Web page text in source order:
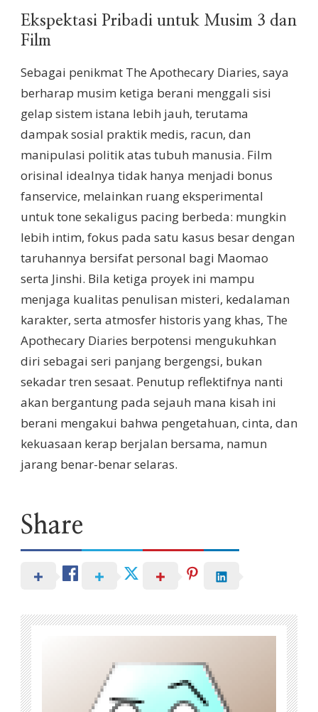
Ekspektasi Pribadi untuk Musim 3 dan
Film
Sebagai penikmat The Apothecary Diaries, saya
berharap musim ketiga berani menggali sisi
gelap sistem istana lebih jauh, terutama
dampak sosial praktik medis, racun, dan
manipulasi politik atas tubuh manusia. Film
orisinal idealnya tidak hanya menjadi bonus
fanservice, melainkan ruang eksperimental
untuk tone sekaligus pacing berbeda: mungkin
lebih intim, fokus pada satu kasus besar dengan
taruhannya bersifat personal bagi Maomao
serta Jinshi. Bila ketiga proyek ini mampu
menjaga kualitas penulisan misteri, kedalaman
karakter, serta atmosfer historis yang khas, The
Apothecary Diaries berpotensi mengukuhkan
diri sebagai seri panjang bergengsi, bukan
sekadar tren sesaat. Penutup reflektifnya nanti
akan bergantung pada sejauh mana kisah ini
berani mengakui bahwa pengetahuan, cinta, dan
kekuasaan kerap berjalan bersama, namun
jarang benar-benar selaras.
Share